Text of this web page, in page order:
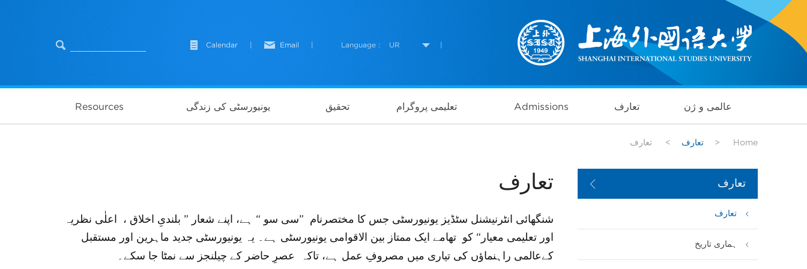
Language : UR |
Email |
Calendar |
Resources یونیورسٹی کی زندگی تحقیق تعلیمی پروگرام Admissions تعارف عالمی و ژن
تعارف > تعارف > Home
تعارف
تعارف
ہماری تاریخ
تعارف
شنگھائی انٹرنیشنل سٹڈیز یونیورسٹی جس کا مختصرنام ”سی سو “ ہے، اپنے شعار ” بلندیِ اخلاق ، اعلٰی نظریہ
اور تعلیمی معیار“ کو تھامے ایک ممتاز بین الاقوامی یونیورسٹی ہے۔ یہ یونیورسٹی جدید ماہرین اور مستقبل
کےعالمی راہنماؤں کی تیاری میں مصروفِ عمل ہے، تاکہ عصرِ حاضر کے چیلنجز سے نمٹا جا سکے۔